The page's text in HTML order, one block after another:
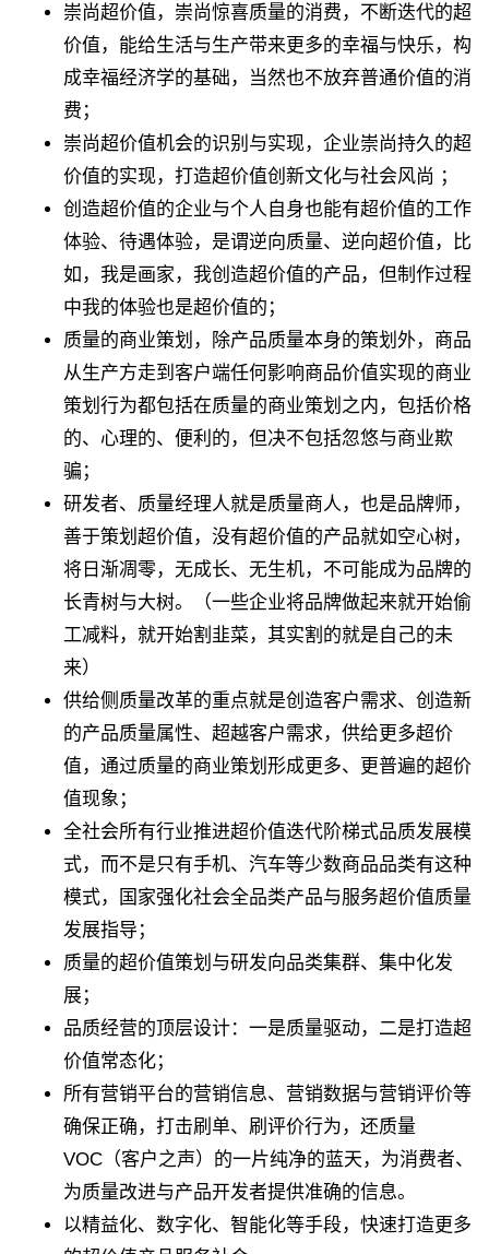
崇尚超价值，崇尚惊喜质量的消费，不断迭代的超
价值，能给生活与生产带来更多的幸福与快乐，构
成幸福经济学的基础，当然也不放弃普通价值的消
费；
崇尚超价值机会的识别与实现，企业崇尚持久的超
价值的实现，打造超价值创新文化与社会风尚 ；
创造超价值的企业与个人自身也能有超价值的工作
体验、待遇体验，是谓逆向质量、逆向超价值，比
如，我是画家，我创造超价值的产品，但制作过程
中我的体验也是超价值的；
质量的商业策划，除产品质量本身的策划外，商品
从生产方走到客户端任何影响商品价值实现的商业
策划行为都包括在质量的商业策划之内，包括价格
的、心理的、便利的，但决不包括忽悠与商业欺
骗；
研发者、质量经理人就是质量商人，也是品牌师，
善于策划超价值，没有超价值的产品就如空心树，
将日渐凋零，无成长、无生机，不可能成为品牌的
长青树与大树。（一些企业将品牌做起来就开始偷
工减料，就开始割韭菜，其实割的就是自己的未
来）
供给侧质量改革的重点就是创造客户需求、创造新
的产品质量属性、超越客户需求，供给更多超价
值，通过质量的商业策划形成更多、更普遍的超价
值现象；
全社会所有行业推进超价值迭代阶梯式品质发展模
式，而不是只有手机、汽车等少数商品品类有这种
模式，国家强化社会全品类产品与服务超价值质量
发展指导；
质量的超价值策划与研发向品类集群、集中化发
展；
品质经营的顶层设计：一是质量驱动，二是打造超
价值常态化；
所有营销平台的营销信息、营销数据与营销评价等
确保正确，打击刷单、刷评价行为，还质量
VOC（客户之声）的一片纯净的蓝天，为消费者、
为质量改进与产品开发者提供准确的信息。
以精益化、数字化、智能化等手段，快速打造更多